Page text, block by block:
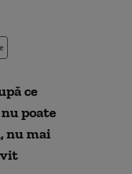
ce
poate
nu mai